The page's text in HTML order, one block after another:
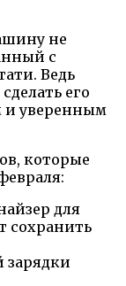
не
с
Ведь
его
и уверенным
которые
для
сохранить
зарядки